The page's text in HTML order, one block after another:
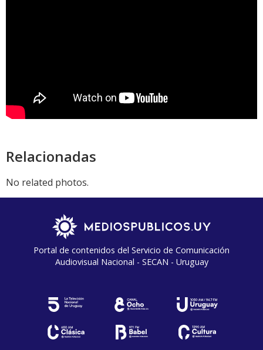
Relacionadas
No related photos.
Portal de contenidos del Servicio de Comunicación
Audiovisual Nacional - SECAN - Uruguay